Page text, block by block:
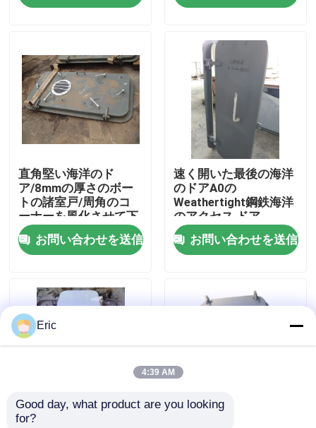
製品
企業情報
品質管理
お問い合わせ
見積依頼
Company News
海洋の Windows
直角堅い海洋のド
ア/8mmの厚さのボー
トの諸室戸/周角のコ
ーナーを風化させて下
さい
お問い合わせを送信
速く開いた最後の海洋
のドアA0の
Weathertight鋼鉄海洋
のアクセス ドア
お問い合わせを送信
速い行為の海洋のアク
Eric
4:39 AM
Good day, what product are you looking
for?